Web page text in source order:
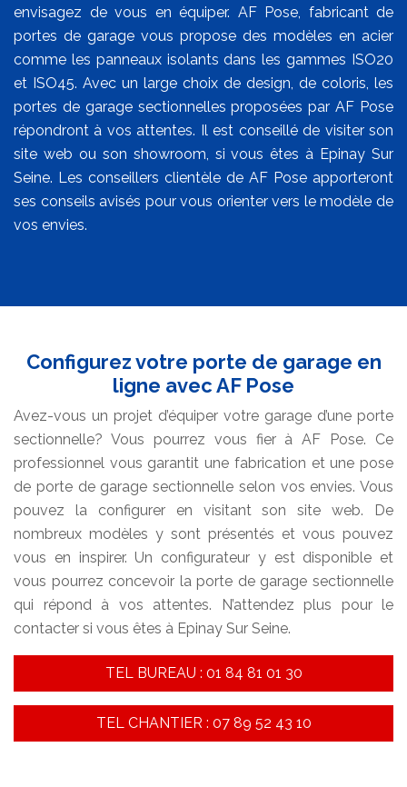
envisagez de vous en équiper. AF Pose, fabricant de
portes de garage vous propose des modèles en acier
comme les panneaux isolants dans les gammes ISO20
et ISO45. Avec un large choix de design, de coloris, les
portes de garage sectionnelles proposées par AF Pose
répondront à vos attentes. Il est conseillé de visiter son
site web ou son showroom, si vous êtes à Epinay Sur
Seine. Les conseillers clientèle de AF Pose apporteront
ses conseils avisés pour vous orienter vers le modèle de
vos envies.
Configurez votre porte de garage en
ligne avec AF Pose
Avez-vous un projet d’équiper votre garage d’une porte
sectionnelle? Vous pourrez vous fier à AF Pose. Ce
professionnel vous garantit une fabrication et une pose
de porte de garage sectionnelle selon vos envies. Vous
pouvez la configurer en visitant son site web. De
nombreux modèles y sont présentés et vous pouvez
vous en inspirer. Un configurateur y est disponible et
vous pourrez concevoir la porte de garage sectionnelle
qui répond à vos attentes. N’attendez plus pour le
contacter si vous êtes à Epinay Sur Seine.
TEL BUREAU : 01 84 81 01 30
TEL CHANTIER : 07 89 52 43 10